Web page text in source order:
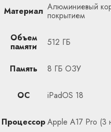
Материал Алюминиевый
покрытием
Объем
памяти 512 ГБ
Память 8 ГБ ОЗУ
ОС iPadOS 18
ПроцессорApple A17 Pro (3